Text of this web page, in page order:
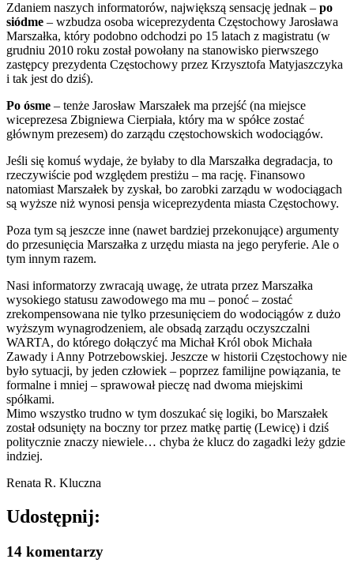
Zdaniem naszych informatorów, największą sensację jednak – po
siódme – wzbudza osoba wiceprezydenta Częstochowy Jarosława
Marszałka, który podobno odchodzi po 15 latach z magistratu (w
grudniu 2010 roku został powołany na stanowisko pierwszego
zastępcy prezydenta Częstochowy przez Krzysztofa Matyjaszczyka
i tak jest do dziś).
Po ósme – tenże Jarosław Marszałek ma przejść (na miejsce
wiceprezesa Zbigniewa Cierpiała, który ma w spółce zostać
głównym prezesem) do zarządu częstochowskich wodociągów.
Jeśli się komuś wydaje, że byłaby to dla Marszałka degradacja, to
rzeczywiście pod względem prestiżu – ma rację. Finansowo
natomiast Marszałek by zyskał, bo zarobki zarządu w wodociągach
są wyższe niż wynosi pensja wiceprezydenta miasta Częstochowy.
Poza tym są jeszcze inne (nawet bardziej przekonujące) argumenty
do przesunięcia Marszałka z urzędu miasta na jego peryferie. Ale o
tym innym razem.
Nasi informatorzy zwracają uwagę, że utrata przez Marszałka
wysokiego statusu zawodowego ma mu – ponoć – zostać
zrekompensowana nie tylko przesunięciem do wodociągów z dużo
wyższym wynagrodzeniem, ale obsadą zarządu oczyszczalni
WARTA, do którego dołączyć ma Michał Król obok Michała
Zawady i Anny Potrzebowskiej. Jeszcze w historii Częstochowy nie
było sytuacji, by jeden człowiek – poprzez familijne powiązania, te
formalne i mniej – sprawował pieczę nad dwoma miejskimi
spółkami.
Mimo wszystko trudno w tym doszukać się logiki, bo Marszałek
został odsunięty na boczny tor przez matkę partię (Lewicę) i dziś
politycznie znaczy niewiele… chyba że klucz do zagadki leży gdzie
indziej.
Renata R. Kluczna
Udostępnij:
14 komentarzy